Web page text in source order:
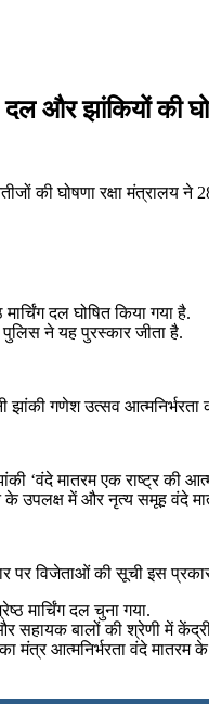
और झांकियों की
की घोषणा रक्षा मंत्रालय
दल घोषित किया गया है.
ने यह पुरस्कार जीता है.
झांकी गणेश उत्सव
‘वंदे मातरम एक राष्ट्र की
के उपलक्ष में और नृत्य समूह वंदे
पर विजेताओं की सूची इस
मार्चिंग दल चुना गया.
सहायक बालों की श्रेणी में
मंत्र आत्मनिर्भरता वंदे